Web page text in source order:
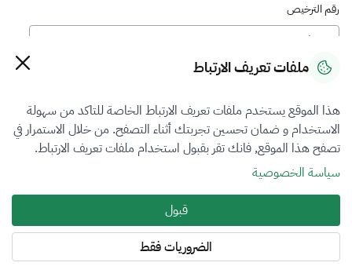
رقم الترخيص
رقم العضوية
فرع التقييم
الكل
نوع العضوية
طالب منتسب
المنطقة
ملفات تعريف الارتباط
هذا الموقع يستخدم ملفات تعريف الارتباط الخاصة للتاكد من سهولة
الاستخدام و ضمان تحسين تجربتك أثناء التصفح. من خلال الاستمرار في
تصفح هذا الموقع, فانك تقر بقبول استخدام ملفات تعريف الارتباط.
سياسة الخصوصية
قبول
الضروريات فقط